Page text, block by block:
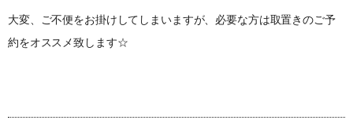
大変、ご不便をお掛けしてしまいますが、必要な方は取置きのご予
約をオススメ致します☆